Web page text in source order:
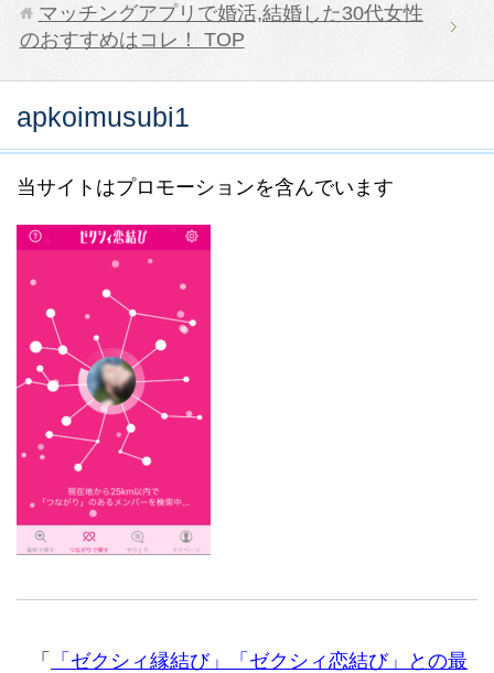
マッチングアプリで婚活,結婚した30代女性
のおすすめはコレ！
TOP
apkoimusubi1
当サイトはプロモーションを含んでいます
「
「ゼクシィ縁結び」「ゼクシィ恋結び」との最